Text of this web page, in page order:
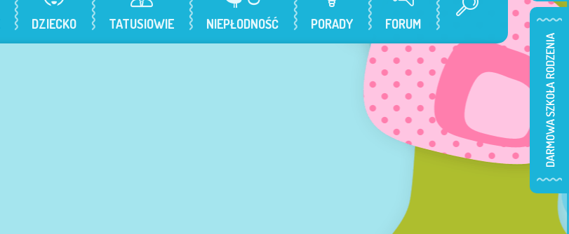
DZIECKO TATUSIOWIE NIEPŁODNOŚĆ PORADY FORUM